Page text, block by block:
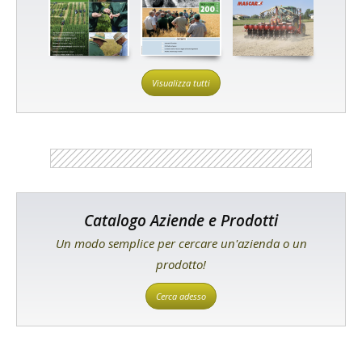
Visualizza tutti
Catalogo Aziende e Prodotti
Un modo semplice per cercare un'azienda o un
prodotto!
Cerca adesso